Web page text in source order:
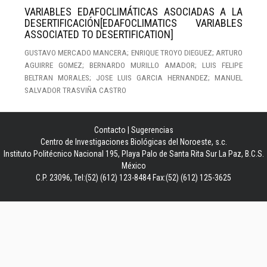
VARIABLES EDAFOCLIMÁTICAS ASOCIADAS A LA
DESERTIFICACIÓN[EDAFOCLIMATICS VARIABLES
ASSOCIATED TO DESERTIFICATION]
GUSTAVO MERCADO MANCERA; ENRIQUE TROYO DIEGUEZ; ARTURO
AGUIRRE GOMEZ; BERNARDO MURILLO AMADOR; LUIS FELIPE
BELTRAN MORALES; JOSE LUIS GARCIA HERNANDEZ; MANUEL
SALVADOR TRASVIÑA CASTRO
Contacto
Sugerencias
Centro de Investigaciones Biológicas del Noroeste, s.c.
Instituto Politécnico Nacional 195, Playa Palo de Santa Rita Sur La Paz, B.C.S.
México
C.P. 23096, Tel:(52) (612) 123-8484 Fax:(52) (612) 125-3625